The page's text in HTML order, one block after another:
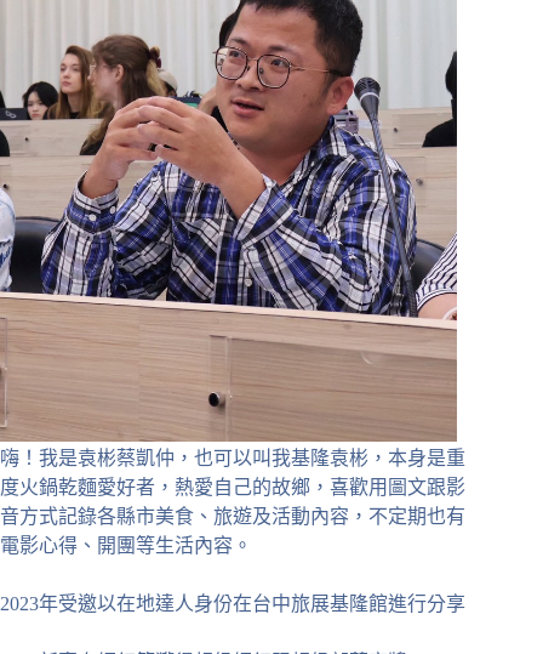
嗨！我是袁彬蔡凱仲，也可以叫我基隆袁彬，本身是重
度火鍋乾麵愛好者，熱愛自己的故鄉，喜歡用圖文跟影
音方式記錄各縣市美食、旅遊及活動內容，不定期也有
電影心得、開團等生活內容。
2023年受邀以在地達人身份在台中旅展基隆館進行分享